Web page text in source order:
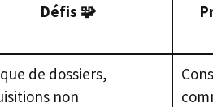
Défis 🧩
de dossiers,
non